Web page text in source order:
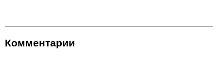
Комментарии